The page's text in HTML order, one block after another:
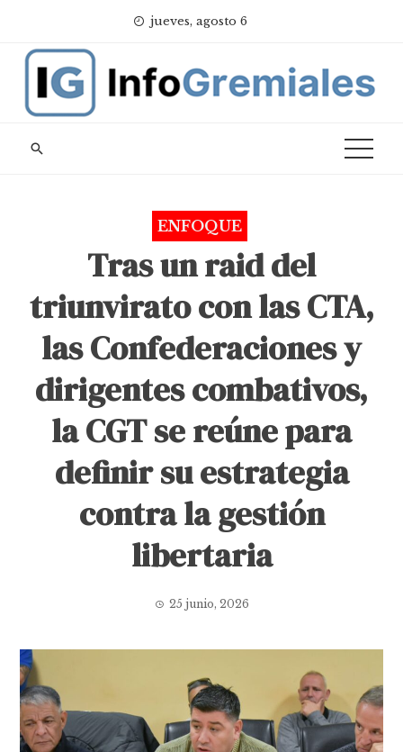
content
jueves, agosto 6
ENFOQUE
Tras un raid del
triunvirato con las CTA,
las Confederaciones y
dirigentes combativos,
la CGT se reúne para
definir su estrategia
contra la gestión
libertaria
25 junio, 2026